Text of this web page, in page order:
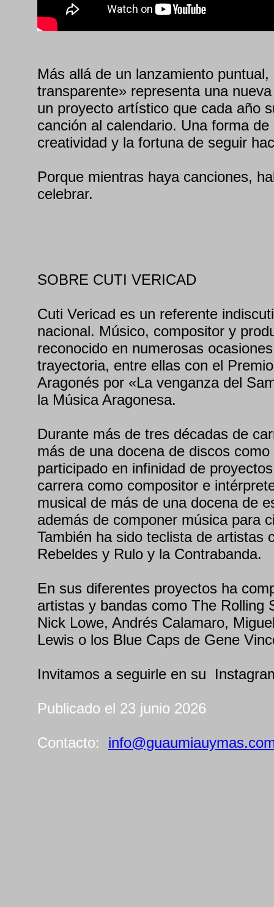
Más allá de un lanzamiento
transparente» representa una
un proyecto artístico que cada año
canción al calendario. Una forma
creatividad y la fortuna de seguir
Porque mientras haya canciones,
celebrar.
SOBRE CUTI VERICAD
Cuti Vericad es un referente
nacional. Músico, compositor y
reconocido en numerosas
trayectoria, entre ellas con el
Aragonés por «La venganza del
la Música Aragonesa.
Durante más de tres décadas de
más de una docena de discos
participado en infinidad de
carrera como compositor e
musical de más de una docena de
además de componer música para
También ha sido teclista de artistas
Rebeldes y Rulo y la Contrabanda.
En sus diferentes proyectos ha
artistas y bandas como The Rolling
Nick Lowe, Andrés Calamaro,
Lewis o los Blue Caps de Gene
Invitamos a seguirle en su
Publicado el 23 junio 2026
Contacto: